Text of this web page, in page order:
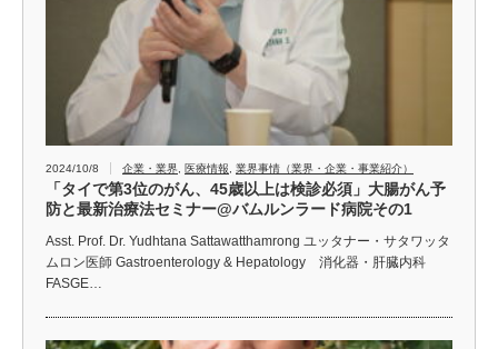
2024/10/8 企業・業界 医療情報 業界事情（業界・企業・事業紹介）
「タイで第3位のがん、45歳以上は検診必須」大腸がん予
防と最新治療法セミナー@バムルンラード病院その1
Asst. Prof. Dr. Yudhtana Sattawatthamrong ユッタナー・サタワッタ
ムロン医師 Gastroenterology & Hepatology 消化器・肝臓内科
FASGE…